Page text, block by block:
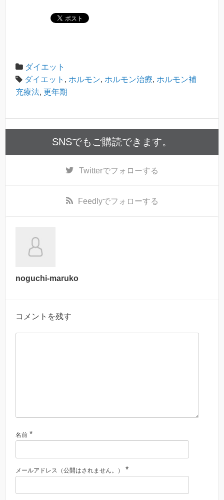
ダイエット
ダイエット , ホルモン, ホルモン治療, ホルモン補
充療法, 更年期
SNSでもご購読できます。
Twitterでフォローする
Feedlyでフォローする
noguchi-maruko
コメントを残す
名前 *
メールアドレス（公開はされません。） *